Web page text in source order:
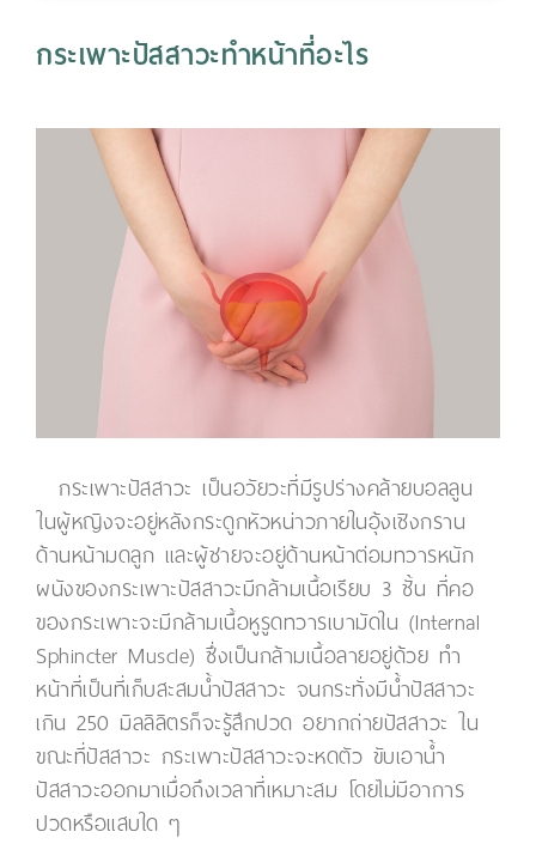
กระเพาะปัสสาวะทำหน้าที่อะไร
กระเพาะปัสสาวะ เป็นอวัยวะที่มีรูปร่างคล้ายบอลลูน
ในผู้หญิงจะอยู่หลังกระดูกหัวหน่าวภายในอุ้งเชิงกราน
ด้านหน้ามดลูก และผู้ชายจะอยู่ด้านหน้าต่อมทวารหนัก
ผนังของกระเพาะปัสสาวะมีกล้ามเนื้อเรียบ 3 ชั้น ที่คอ
ของกระเพาะจะมีกล้ามเนื้อหูรูดทวารเบามัดใน (Internal
Sphincter Muscle) ซึ่งเป็นกล้ามเนื้อลายอยู่ด้วย ทำ
หน้าที่เป็นที่เก็บสะสมน้ำปัสสาวะ จนกระทั่งมีน้ำปัสสาวะ
เกิน 250 มิลลิลิตรก็จะรู้สึกปวด อยากถ่ายปัสสาวะ ใน
ขณะที่ปัสสาวะ กระเพาะปัสสาวะจะหดตัว ขับเอาน้ำ
ปัสสาวะออกมาเมื่อถึงเวลาที่เหมาะสม โดยไม่มีอาการ
ปวดหรือแสบใด ๆ